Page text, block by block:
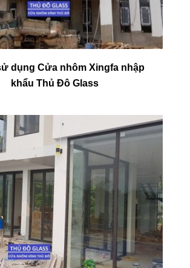
dụng Cửa nhôm Xingfa nhập
khẩu Thủ Đô Glass